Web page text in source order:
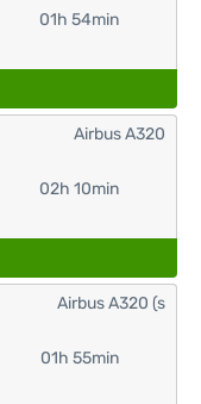
01h 54min
02h 10min
Airbus A320
01h 55min
Airbus A320 (s